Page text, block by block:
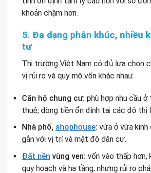
khoản chậm hơn.
5. Đa dạng phân khúc, nhiều
tư
Thị trường Việt Nam có đủ lựa chọn
vị rủi ro và quy mô vốn khác nhau:
Căn hộ chung cư: phù hợp nhu cầu
thuê, dòng tiền ổn định tại các đô thị
Nhà phố, shophouse: vừa ở vừa kinh
gắn với vị trí và mật độ dân cư.
Đất nền vùng ven: vốn vào thấp hơn,
quy hoạch và hạ tầng, nhưng rủi ro